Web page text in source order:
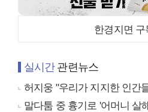
한경지면 구
실시간관련뉴스
허지웅 "우리가 지지한 인간들
말다툼 중 흉기로 '어머니 살